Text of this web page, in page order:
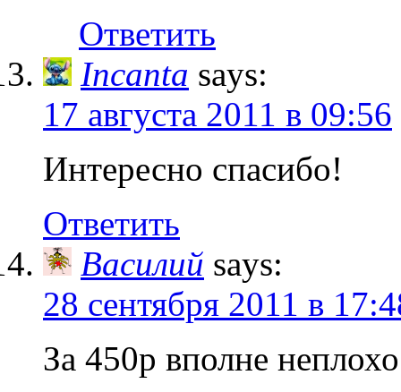
Ответить
Incanta says:
17 августа 2011 в 09:56
Интересно спасибо!
Ответить
Василий says:
28 сентября 2011 в
За 450р вполне